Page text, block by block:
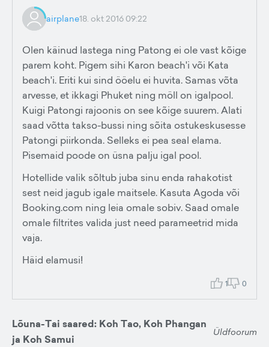
airplane18. okt 2016 09:22
Olen käinud lastega ning Patong ei ole vast kõige
parem koht. Pigem sihi Karon beach'i või Kata
beach'i. Eriti kui sind ööelu ei huvita. Samas võta
arvesse, et ikkagi Phuket ning möll on igalpool.
Kuigi Patongi rajoonis on see kõige suurem. Alati
saad võtta takso-bussi ning sõita ostukeskusesse
Patongi piirkonda. Selleks ei pea seal elama.
Pisemaid poode on üsna palju igal pool.
Hotellide valik sõltub juba sinu enda rahakotist
sest neid jagub igale maitsele. Kasuta Agoda või
Booking.com ning leia omale sobiv. Saad omale
omale filtrites valida just need parameetrid mida
vaja.
Häid elamusi!
1 0
Lõuna-Tai saared: Koh Tao, Koh Phangan
ja Koh Samui
Üldfoorum